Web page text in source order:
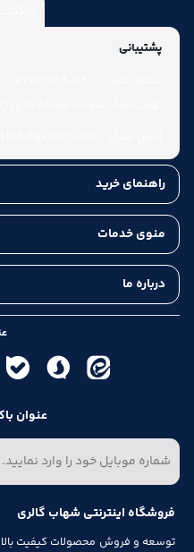
پشتیبانی
راهنمای خرید
منوی خدمات
درباره ما
عنوان
فروشگاه اینترنتی شهاب گالری
توسعه و فروش محصولات کیفیت بالای